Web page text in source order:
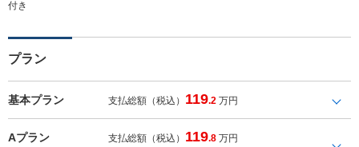
付き
プラン
基本プラン 支払総額（税込） 119.2 万円
Aプラン 支払総額（税込） 119.8 万円